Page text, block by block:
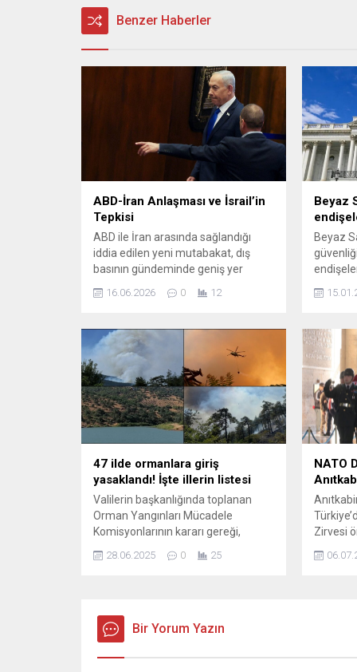
Benzer Haberler
ABD-İran Anlaşması ve İsrail’in
Tepkisi
ABD ile İran arasında sağlandığı
iddia edilen yeni mutabakat, dış
basının gündeminde geniş yer
uzlaşma, hem enerji hem de
unsurlar içeriyor; bu durum bölge
aktörleri arasında gerilim yarattı.
Haberlere göre anlaşma metninin
paylaşımı ve uygulama biçimi, başta
İsrail olmak üzere bazı ülkelerin
itirazlarını...
16.06.2026 0 12
Beyaz
Beyaz
47 ilde ormanlara giriş
yasaklandı! İşte illerin listesi
Valilerin başkanlığında toplanan
Orman Yangınları Mücadele
Komisyonlarının kararı gereği,
Meteorolojiden alınan hava
tahminleri çerçevesinde hava
tedbir ...
28.06.2025 0 25
NATO
Zirvesi
Bir Yorum Yazın